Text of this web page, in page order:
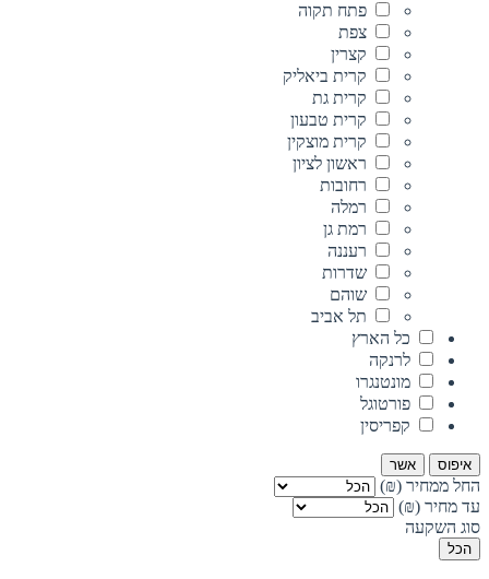
פתח תקוה
צפת
קצרין
קרית ביאליק
קרית גת
קרית טבעון
קרית מוצקין
ראשון לציון
רחובות
רמלה
רמת גן
רעננה
שדרות
שוהם
תל אביב
כל הארץ
לרנקה
מונטנגרו
פורטוגל
קפריסין
איפוס אשר
החל ממחיר (₪)
עד מחיר (₪)
סוג השקעה
הכל